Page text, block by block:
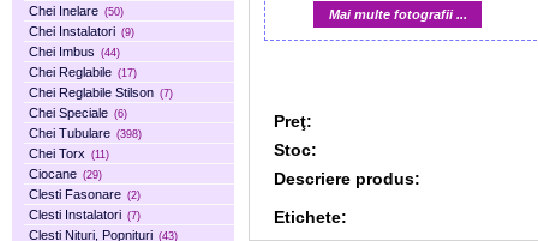
Chei Inelare (50)
Chei Instalatori (9)
Chei Imbus (44)
Chei Reglabile (17)
Chei Reglabile Stilson (7)
Chei Speciale (6)
Chei Tubulare (398)
Chei Torx (11)
Ciocane (29)
Clesti Fasonare (2)
Clesti Instalatori (7)
Clesti Nituri, Popnituri (43)
Mai multe fotografii ...
Preţ:
Stoc:
Descriere produs:
Etichete: